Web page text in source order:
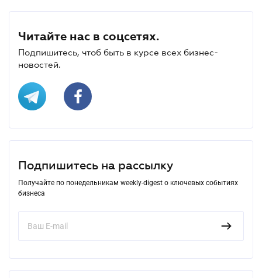
Читайте нас в соцсетях.
Подпишитесь, чтоб быть в курсе всех бизнес-
новостей.
Подпишитесь на рассылку
Получайте по понедельникам weekly-digest о ключевых событиях
бизнеса